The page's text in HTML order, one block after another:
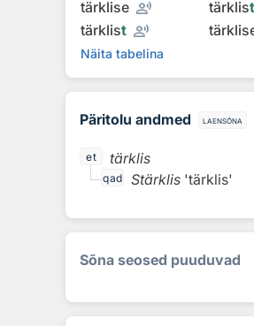
tärklise record_voice_over tärklis
tärklist record_voice_over
Näita tabelina
Päritolu andmed laensõna
et tärklis
qad Stärklis 'tärklis'
Sõna seosed puuduvad